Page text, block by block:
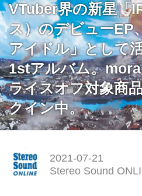
VTuber界の新星「
ス）のデビューEP
アイドル」として
1stアルバム。
ライスオフ対象商
クイン中。
2021-07-21
Stereo Sound